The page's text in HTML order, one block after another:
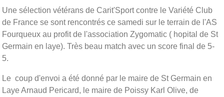
Une sélection vétérans de Carit'Sport contre le Variété Club
de France se sont rencontrés ce samedi sur le terrain de l'AS
Fourqueux au profit de l'association Zygomatic ( hopital de St
Germain en laye). Très beau match avec un score final de 5-
5.
Le coup d'envoi a été donné par le maire de St Germain en
Laye Arnaud Pericard, le maire de Poissy Karl Olive, de